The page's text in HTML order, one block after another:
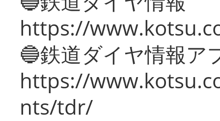
https://
🔵鉄道ダイヤ情報ア
https://
nts/tdr/